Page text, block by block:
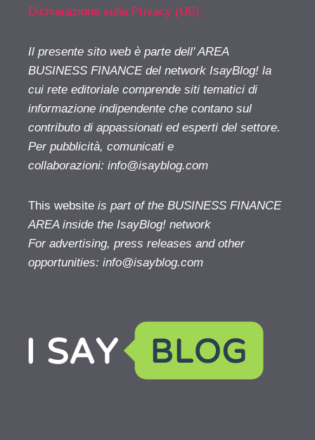
Dichiarazione sulla Privacy (UE)
Il presente sito web è parte dell' AREA
BUSINESS FINANCE del network IsayBlog! la
cui rete editoriale comprende siti tematici di
informazione indipendente che contano sul
contributo di appassionati ed esperti del settore.
Per pubblicità, comunicati e
collaborazioni: info@isayblog.com
This website is part of the BUSINESS FINANCE
AREA inside the IsayBlog! network
For advertising, press releases and other
opportunities: info@isayblog.com